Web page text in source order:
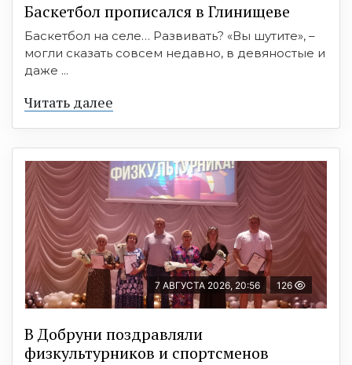
Баскетбол прописался в Глинищеве
Баскетбол на селе… Развивать? «Вы шутите», –
могли сказать совсем недавно, в девяностые и
даже ...
Читать далее
7 АВГУСТА 2026, 20:56 126
В Добруни поздравляли
физкультурников и спортсменов